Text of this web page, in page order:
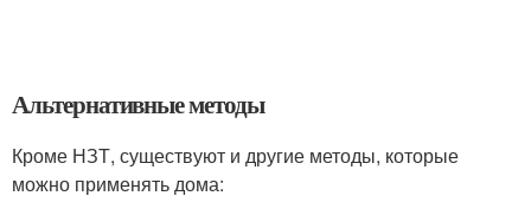
Альтернативные методы
Кроме НЗТ, существуют и другие методы, которые
можно применять дома: